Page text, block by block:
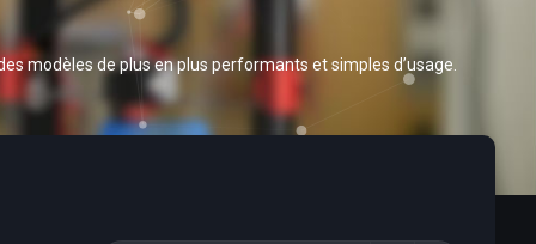
modèles de plus en plus performants et simples d’usage.